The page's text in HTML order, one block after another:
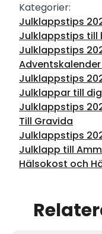
Kategorier:
Julklappstips
Julklappstips till
Julklappstips
Julklappstips
Julklappar till
Julklappstips
Till Gravida
Julklappstips
Julklapp till
Hälsokost och